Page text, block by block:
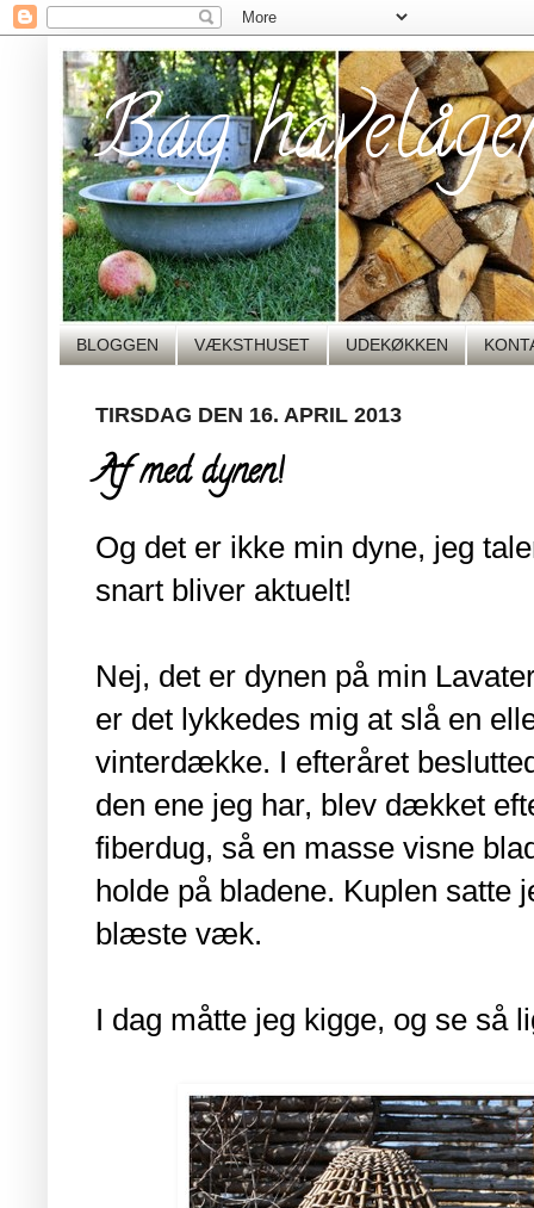
Bag
BLOGGEN VÆKSTHUSET UDEKØKKEN
TIRSDAG DEN 16. APRIL 2013
Af med dynen!
Og det er ikke min dyne, jeg
snart bliver aktuelt!
Nej, det er dynen på min
er det lykkedes mig at slå en
vinterdække. I efteråret
den ene jeg har, blev dækket
fiberdug, så en masse visne
holde på bladene. Kuplen satte
blæste væk.
I dag måtte jeg kigge, og se så